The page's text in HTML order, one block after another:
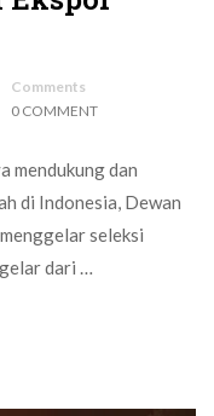
Comments
0 COMMENT
mendukung dan
di Indonesia, Dewan
seleksi
dari …